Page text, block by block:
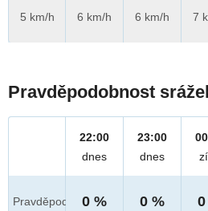
5 km/h
6 km/h
6 km/h
7
Pravděpodobnost
Pravděpod.
22:00
dnes
0 %
23:00
dnes
0 %